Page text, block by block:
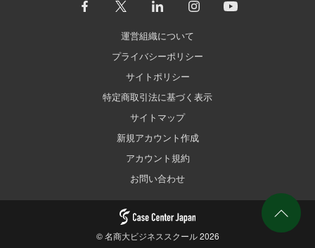
運営組織について
プライバシーポリシー
サイトポリシー
特定商取引法に基づく表示
サイトマップ
新規アカウント作成
アカウント規約
お問い合わせ
©名商大ビジネススクール2026